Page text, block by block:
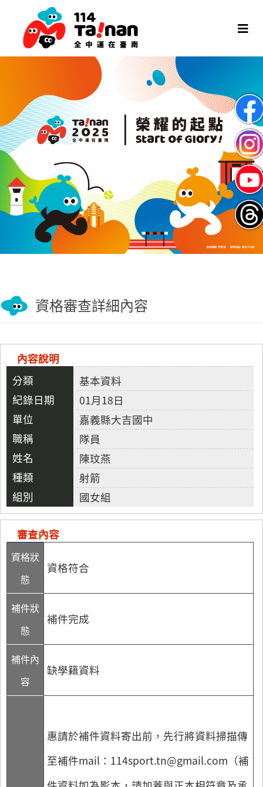
資格審查詳細內容
內容說明
基本資料
01月18日
嘉義縣大吉國中
隊員
陳玟燕
射箭
國女組
審查內容
資格狀
態
資格符合
補件狀
態
補件完成
補件內
容
缺學籍資料
惠請於補件資料寄出前，先行將資料掃描傳
至補件mail：114sport.tn@gmail.com（補